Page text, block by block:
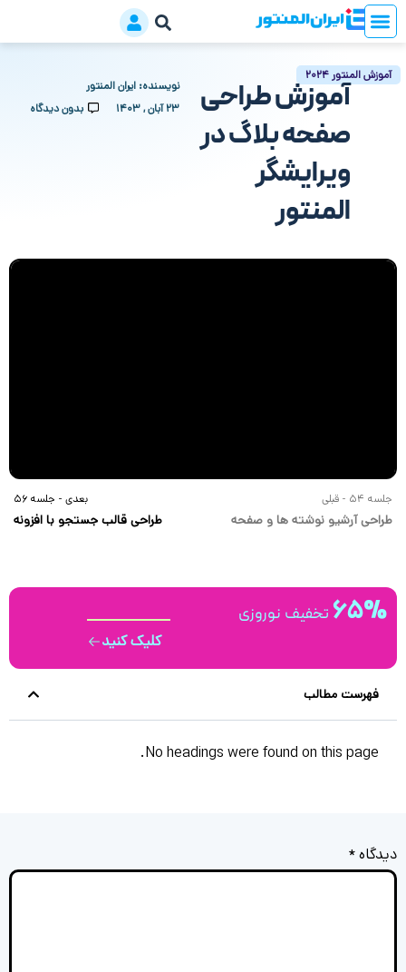
آموزش المنتور 2024
نویسنده: ایران المنتور
۲۳ آبان , ۱۴۰۳
بدون دیدگاه
آموزش طراحی
صفحه بلاگ در
ویرایشگر
المنتور
جلسه 54 - قبلی
طراحی آرشیو نوشته ها و صفحه
بعدی - جلسه 56
طراحی قالب جستجو با افزونه
65% تخفیف نوروزی
کلیک کنید
فهرست مطالب
No headings were found on this page.
دیدگاه*